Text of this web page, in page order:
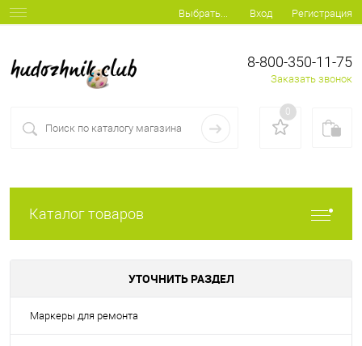
Выбрать... Вход Регистрация
8-800-350-11-75
Заказать звонок
0
Каталог товаров
УТОЧНИТЬ РАЗДЕЛ
Маркеры для ремонта